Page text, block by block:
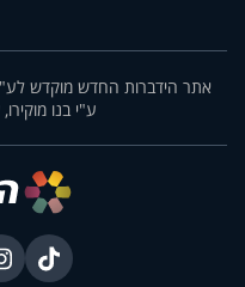
אתר הידברות החדש מוקדש לע"נ
ע"י בנו